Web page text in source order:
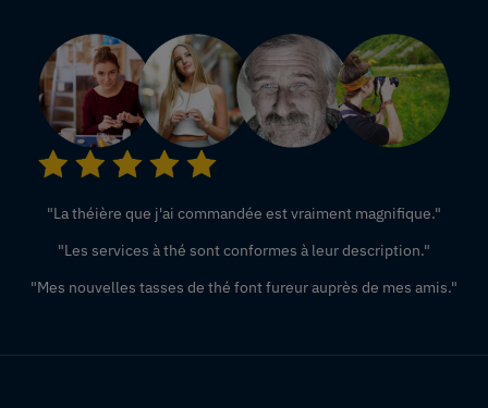
"La théière que j'ai commandée est vraiment magnifique."
"Les services à thé sont conformes à leur description."
"Mes nouvelles tasses de thé font fureur auprès de mes amis."